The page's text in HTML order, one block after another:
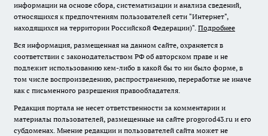
информации на основе сбора, систематизации и анализа сведений,
относящихся к предпочтениям пользователей сети "Интернет",
находящихся на территории Российской Федерации)". Подробнее
Вся информация, размещенная на данном сайте, охраняется в
соответствии с законодательством РФ об авторском праве и не
подлежит использованию кем-либо в какой бы то ни было форме, в
том числе воспроизведению, распространению, переработке не иначе
как с письменного разрешения правообладателя.
Редакция портала не несет ответственности за комментарии и
материалы пользователей, размещенные на сайте progorod43.ru и его
субдоменах. Мнение редакции и пользователей сайта может не